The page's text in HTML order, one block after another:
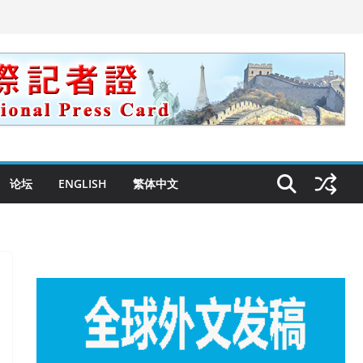
论坛 ENGLISH 繁体中文